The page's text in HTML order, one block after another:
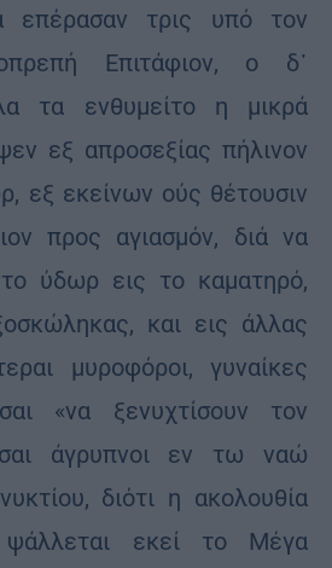
επέρασαν τρις υπό τον
Επιτάφιον, ο δ᾽
τα ενθυμείτο η μικρά
εξ απροσεξίας πήλινον
εξ εκείνων ούς θέτουσιν
προς αγιασμόν, διά να
το ύδωρ εις το καματηρό,
και εις άλλας
μυροφόροι, γυναίκες
«να ξενυχτίσουν τον
άγρυπνοι εν τω ναώ
διότι η ακολουθία
ψάλλεται εκεί το Μέγα